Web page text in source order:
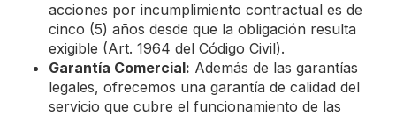
acciones por incumplimiento contractual es de
cinco (5) años desde que la obligación resulta
exigible (Art. 1964 del Código Civil).
Garantía Comercial: Además de las garantías
legales, ofrecemos una garantía de calidad del
servicio que cubre el funcionamiento de las